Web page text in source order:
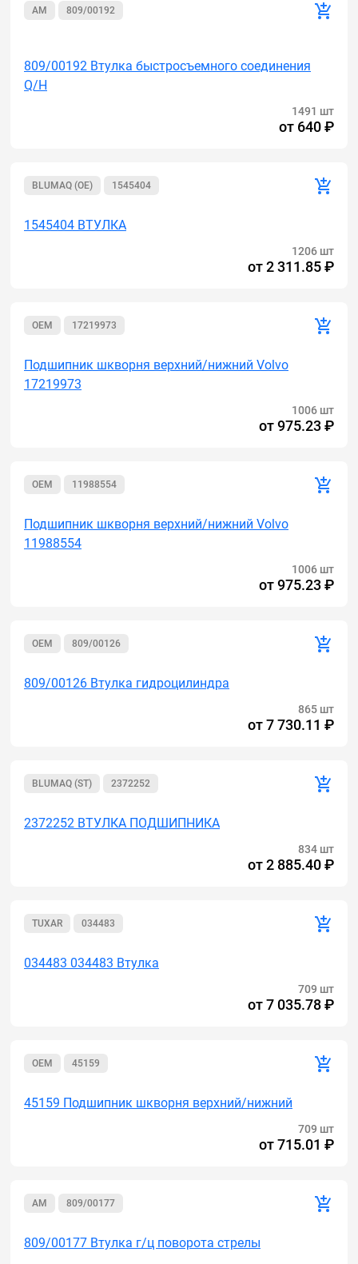
AM 809/00192
809/00192 Втулка быстросъемного соединения
Q/H
1491 шт
от 640 ₽
BLUMAQ (OE) 1545404
1545404 ВТУЛКА
1206 шт
от2 311.85 ₽
OEM 17219973
Подшипник шкворня верхний/нижний Volvo
17219973
1006 шт
от975.23 ₽
OEM 11988554
Подшипник шкворня верхний/нижний Volvo
11988554
1006 шт
от975.23 ₽
OEM 809/00126
809/00126 Втулка гидроцилиндра
865 шт
от7 730.11 ₽
BLUMAQ (ST) 2372252
2372252 ВТУЛКА ПОДШИПНИКА
834 шт
от2 885.40 ₽
TUXAR 034483
034483 034483 Втулка
709 шт
от7 035.78 ₽
OEM 45159
45159 Подшипник шкворня верхний/нижний
709 шт
от715.01 ₽
AM 809/00177
809/00177 Втулка г/ц поворота стрелы